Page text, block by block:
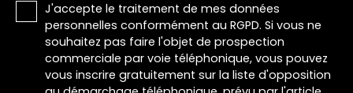
J'accepte le traitement de mes données
personnelles conformément au RGPD. Si vous ne
souhaitez pas faire l'objet de prospection
commerciale par voie téléphonique, vous pouvez
vous inscrire gratuitement sur la liste d'opposition